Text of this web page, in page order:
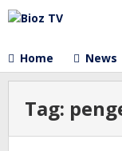
Lewati
ke
Home
News
Tag: